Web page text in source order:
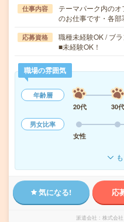
仕事内容
テーマパーク内の
のお仕事です・各
応募資格
職種未経験OK / ブ
■未経験OK！
職場の雰囲気
年齢層
20代
30代
男女比率
女性
気になる! 応
派遣会社 株式会